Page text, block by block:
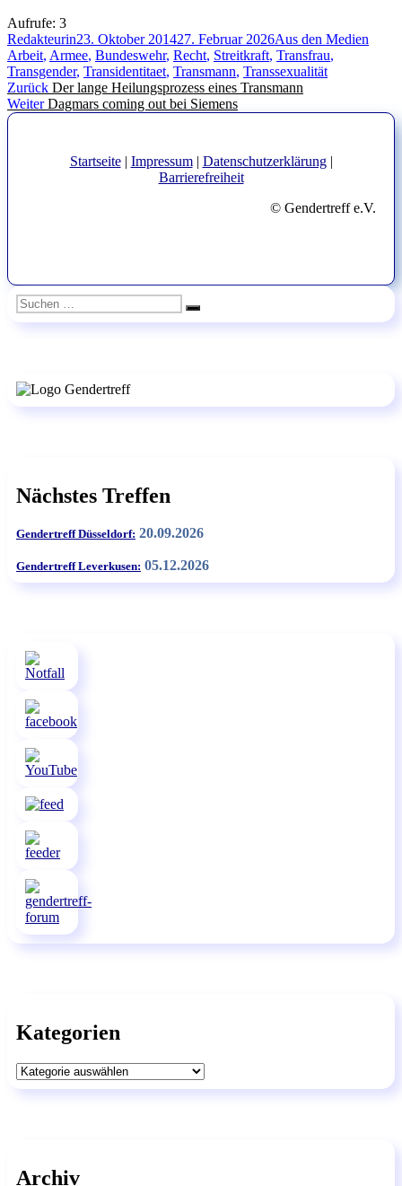
Aufrufe: 3
Autor
RedakteurinVeröffentlicht
am
23. Oktober 201427. Februar 2026Kategorien
Aus den Medien
Arbeit, Armee, Bundeswehr, Recht, Streitkraft, Transfrau,
Transgender, Transidentitaet, Transmann, Transsexualität
Beitragsnavigation
Zurück Vorheriger
Beitrag:
Der lange Heilungsprozess eines Transmann
Weiter Nächster
Dagmars coming out bei Siemens
Startseite| Impressum| Datenschutzerklärung|
Barrierefreiheit
© Gendertreff e.V.
Suchen
nach:
Suchen
Nächstes Treffen
Gendertreff Düsseldorf: 20.09.2026
Gendertreff Leverkusen: 05.12.2026
Kategorien
Kategorien
Archiv